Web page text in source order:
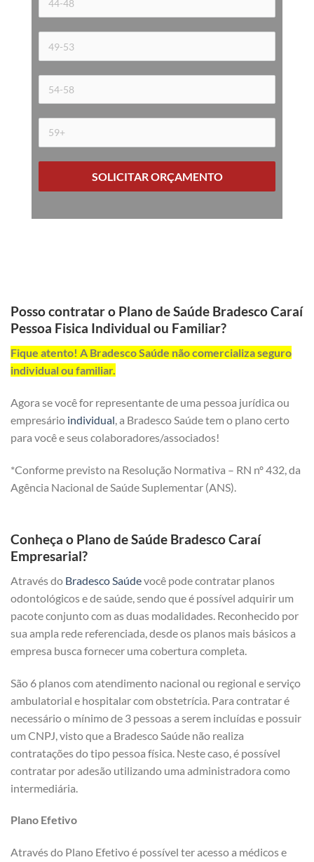
SOLICITAR ORÇAMENTO
Posso contratar o Plano de Saúde Bradesco Caraí
Pessoa Fisica Individual ou Familiar?
Fique atento! A Bradesco Saúde não comercializa seguro
individual ou familiar.
Agora se você for representante de uma pessoa jurídica ou
empresário individual , a Bradesco Saúde tem o plano certo
para você e seus colaboradores/associados!
*Conforme previsto na Resolução Normativa – RN nº 432, da
Agência Nacional de Saúde Suplementar (ANS).
Conheça o Plano de Saúde Bradesco Caraí
Empresarial?
Através do Bradesco Saúdevocê pode contratar planos
odontológicos e de saúde, sendo que é possível adquirir um
pacote conjunto com as duas modalidades. Reconhecido por
sua ampla rede referenciada, desde os planos mais básicos a
empresa busca fornecer uma cobertura completa.
São 6 planos com atendimento nacional ou regional e serviço
ambulatorial e hospitalar com obstetrícia. Para contratar é
necessário o mínimo de 3 pessoas a serem incluídas e possuir
um CNPJ, visto que a Bradesco Saúde não realiza
contratações do tipo pessoa física. Neste caso, é possível
contratar por adesão utilizando uma administradora como
intermediária.
Plano Efetivo
Através do Plano Efetivo é possível ter acesso a médicos e